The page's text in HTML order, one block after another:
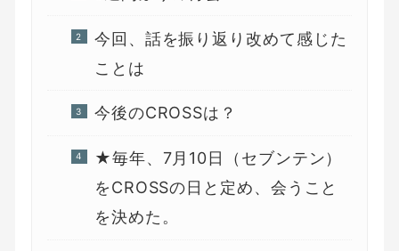
今回、話を振り返り改めて感じた
ことは
今後のCROSSは？
★毎年、7月10日（セブンテン）
をCROSSの日と定め、会うこと
を決めた。